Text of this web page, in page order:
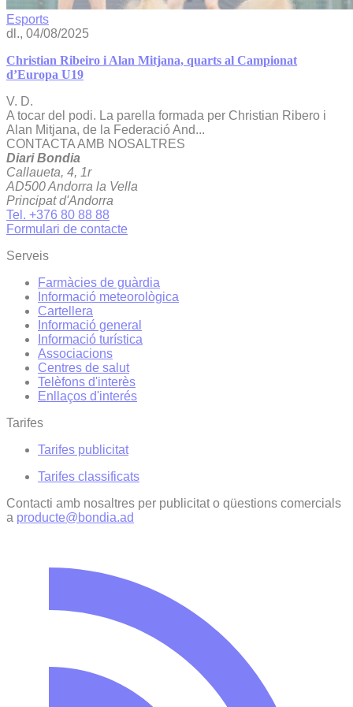
Esports
dl., 04/08/2025
Christian Ribeiro i Alan Mitjana, quarts al Campionat
d’Europa U19
V. D.
A tocar del podi. La parella formada per Christian Ribero i
Alan Mitjana, de la Federació And...
CONTACTA AMB NOSALTRES
Diari Bondia
Callaueta, 4, 1r
AD500 Andorra la Vella
Principat d'Andorra
Tel. +376 80 88 88
Formulari de contacte
Serveis
Farmàcies de guàrdia
Informació meteorològica
Cartellera
Informació general
Informació turística
Associacions
Centres de salut
Telèfons d'interès
Enllaços d'interés
Tarifes
Tarifes publicitat
Tarifes classificats
Contacti amb nosaltres per publicitat o qüestions comercials
a producte@bondia.ad